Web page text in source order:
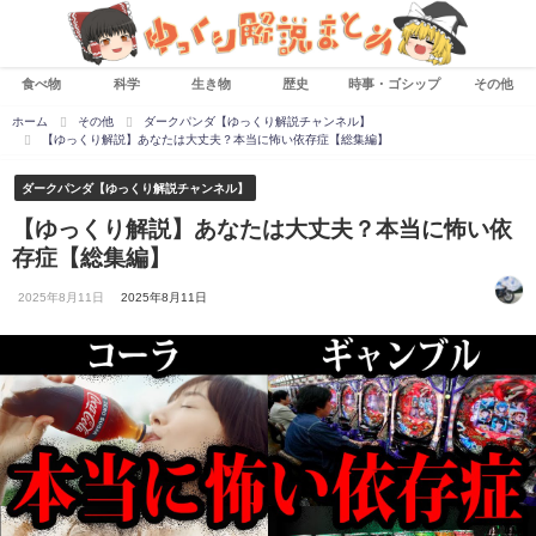
食べ物 科学 生き物 歴史 時事・ゴシップ その他
ホーム その他
ダークパンダ【ゆっくり解説チャンネル】
【ゆっくり解説】あなたは大丈夫？本当に怖い依存症【総集編】
ダークパンダ【ゆっくり解説チャンネル】
【ゆっくり解説】あなたは大丈夫？本当に怖い依
存症【総集編】
2025年8月11日 2025年8月11日